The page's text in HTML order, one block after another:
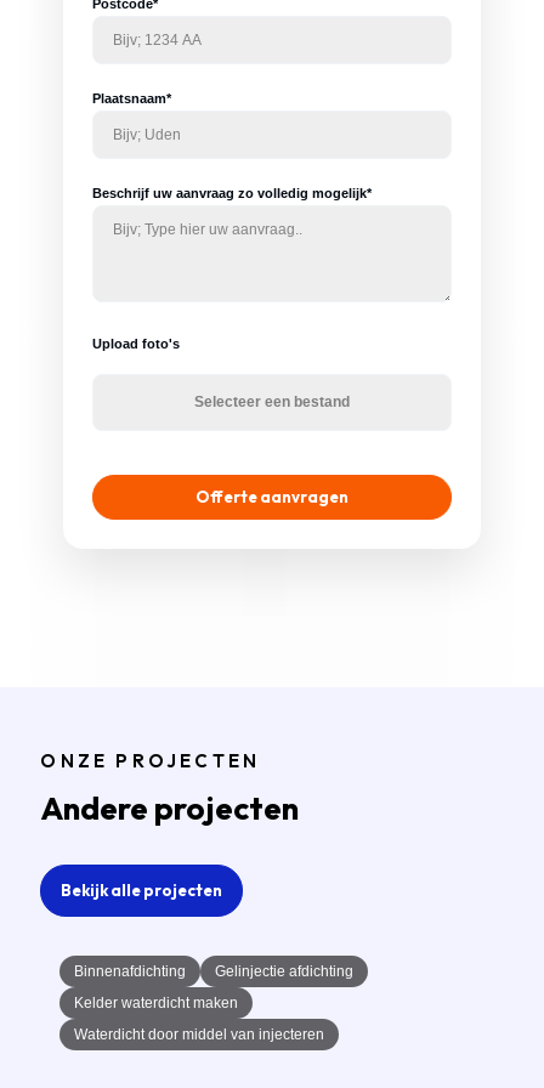
Postcode*
Plaatsnaam*
Beschrijf uw aanvraag zo volledig mogelijk*
Upload foto's
ONZE PROJECTEN
Andere projecten
Bekijk alle projecten
Binnenafdichting
Gelinjectie afdichting
Kelder waterdicht maken
Waterdicht door middel van injecteren